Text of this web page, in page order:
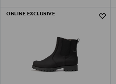
ONLINE EXCLUSIVE